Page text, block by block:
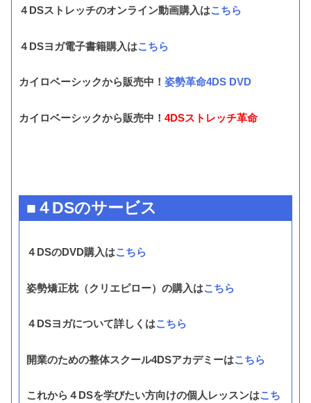
４DSストレッチのオンライン動画購入はこちら
４DSヨガ電子書籍購入はこちら
カイロベーシックから販売中！姿勢革命4DS DVD
カイロベーシックから販売中！4DSストレッチ革命
■４DSのサービス
４DSのDVD購入はこちら
姿勢矯正枕（クリエピロー）の購入はこちら
４DSヨガについて詳しくはこちら
開業のための整体スクール4DSアカデミーはこちら
これから４DSを学びたい方向けの個人レッスンはこち